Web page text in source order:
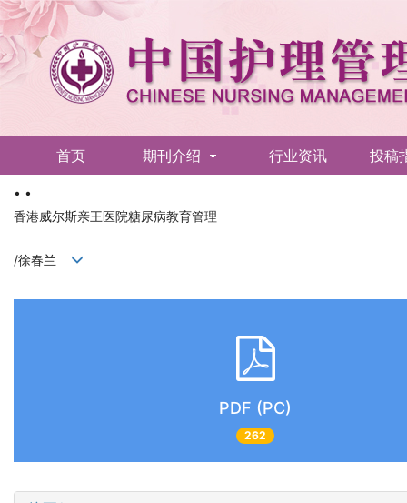
首页 期刊介绍 行业资讯 投稿
• •
香港威尔斯亲王医院糖尿病教育管理
/徐春兰
PDF (PC)
262